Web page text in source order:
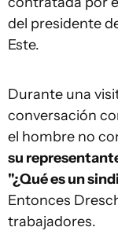
del presidente
Este.
Durante una
conversación
el hombre no
su
"¿Qué es un
Entonces
trabajadores.